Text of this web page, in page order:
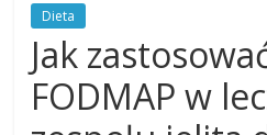
Dieta
Jak
FODMAP w